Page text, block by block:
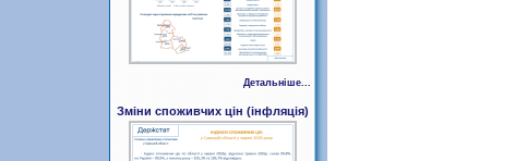
Детальніше...
Зміни споживчих цін (інфляція)